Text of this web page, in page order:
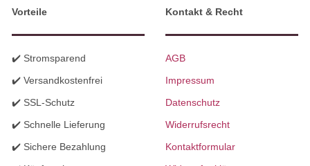
Vorteile
✔️ Stromsparend
✔️ Versandkostenfrei
✔️ SSL-Schutz
✔️ Schnelle Lieferung
✔️ Sichere Bezahlung
Kontakt & Recht
AGB
Impressum
Datenschutz
Widerrufsrecht
Kontaktformular